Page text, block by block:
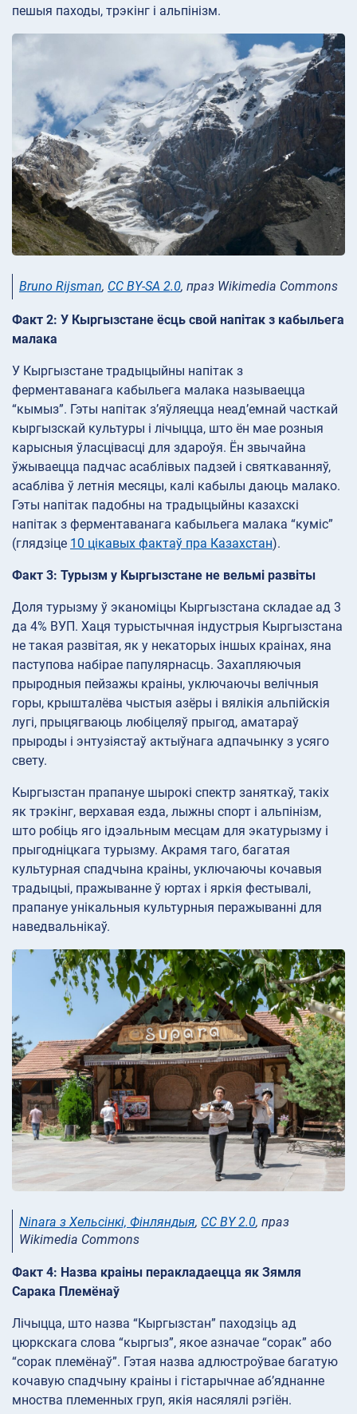
пешыя паходы, трэкінг і альпінізм.
Bruno Rijsman, CC BY-SA 2.0, праз Wikimedia Commons
Факт 2: У Кыргызстане ёсць свой напітак з кабыльега
малака
У Кыргызстане традыцыйны напітак з
ферментаванага кабыльега малака называецца
“кымыз”. Гэты напітак з’яўляецца неад’емнай часткай
кыргызскай культуры і лічыцца, што ён мае розныя
карысныя ўласцівасці для здароўя. Ён звычайна
ўжываецца падчас асаблівых падзей і святкаванняў,
асабліва ў летнія месяцы, калі кабылы даюць малако.
Гэты напітак падобны на традыцыйны казахскі
напітак з ферментаванага кабыльега малака “куміс”
(глядзіце 10 цікавых фактаў пра Казахстан).
Факт 3: Турызм у Кыргызстане не вельмі развіты
Доля турызму ў эканоміцы Кыргызстана складае ад 3
да 4% ВУП. Хаця турыстычная індустрыя Кыргызстана
не такая развітая, як у некаторых іншых краінах, яна
паступова набірае папулярнасць. Захапляючыя
прыродныя пейзажы краіны, уключаючы велічныя
горы, крышталёва чыстыя азёры і вялікія альпійскія
лугі, прыцягваюць любіцеляў прыгод, аматараў
прыроды і энтузіястаў актыўнага адпачынку з усяго
свету.
Кыргызстан прапануе шырокі спектр заняткаў, такіх
як трэкінг, верхавая езда, лыжны спорт і альпінізм,
што робіць яго ідэальным месцам для экатурызму і
прыгодніцкага турызму. Акрамя таго, багатая
культурная спадчына краіны, уключаючы кочавыя
традыцыі, пражыванне ў юртах і яркія фестывалі,
прапануе унікальныя культурныя перажыванні для
наведвальнікаў.
Ninara з Хельсінкі, Фінляндыя, CC BY 2.0, праз
Wikimedia Commons
Факт 4: Назва краіны перакладаецца як Зямля
Сарака Племёнаў
Лічыцца, што назва “Кыргызстан” паходзіць ад
цюркскага слова “кыргыз”, якое азначае “сорак” або
“сорак племёнаў”. Гэтая назва адлюстроўвае багатую
кочавую спадчыну краіны і гістарычнае аб’яднанне
мноства племенных груп, якія насялялі рэгіён.